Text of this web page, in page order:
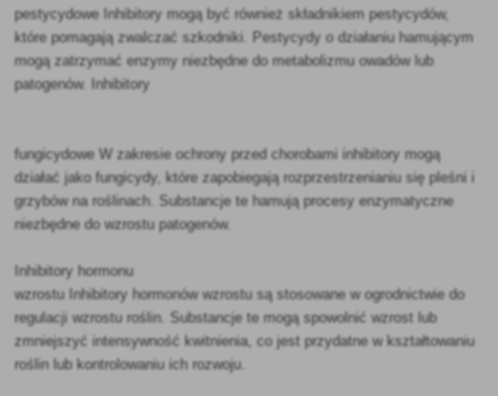
pestycydowe Inhibitory mogą być również składnikiem pestycydów,
które pomagają zwalczać szkodniki. Pestycydy o działaniu hamującym
mogą zatrzymać enzymy niezbędne do metabolizmu owadów lub
patogenów. Inhibitory
fungicydowe W zakresie ochrony przed chorobami inhibitory mogą
działać jako fungicydy, które zapobiegają rozprzestrzenianiu się pleśni i
grzybów na roślinach. Substancje te hamują procesy enzymatyczne
niezbędne do wzrostu patogenów.
Inhibitory hormonu
wzrostu Inhibitory hormonów wzrostu są stosowane w ogrodnictwie do
regulacji wzrostu roślin. Substancje te mogą spowolnić wzrost lub
zmniejszyć intensywność kwitnienia, co jest przydatne w kształtowaniu
roślin lub kontrolowaniu ich rozwoju.